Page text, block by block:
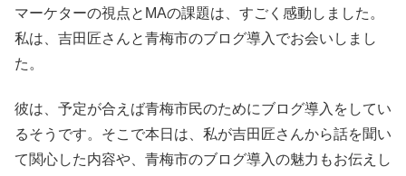
マーケターの視点とMAの課題は、すごく感動しました。
私は、吉田匠さんと青梅市のブログ導入でお会いしまし
た。
彼は、予定が合えば青梅市民のためにブログ導入をしてい
るそうです。そこで本日は、私が吉田匠さんから話を聞い
て関心した内容や、青梅市のブログ導入の魅力もお伝えし